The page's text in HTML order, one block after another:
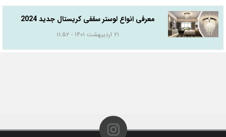
معرفی انواع لوستر سقفی کریستال جدید 2024